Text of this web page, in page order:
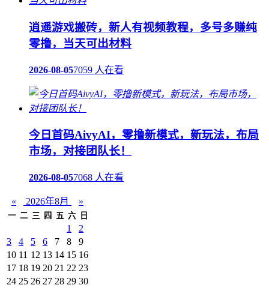
逍遥游戏搬砖，新人有视频教程，多号多赚纯
零撸，当天可出材料
2026-08-057059 人在看
今日首码AivyAI，零撸新模式，新玩法，布局
市场，对接团队长！
2026-08-057068 人在看
« 2026年8月 »
一 二 三 四 五 六 日
1
2
3
4 5 6 7 8
9
10 11 12 13 14 15 16
17 18 19 20 21 22 23
24 25 26 27 28 29 30